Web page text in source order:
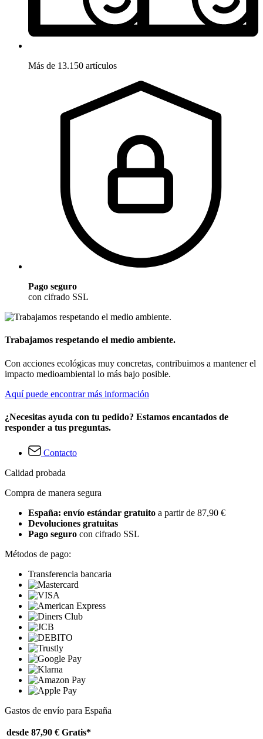
Más de 13.150 artículos
Pago seguro
con cifrado SSL
Trabajamos respetando el medio ambiente.
Con acciones ecológicas muy concretas, contribuimos a mantener el
impacto medioambiental lo más bajo posible.
Aquí puede encontrar más información
¿Necesitas ayuda con tu pedido? Estamos encantados de
responder a tus preguntas.
Contacto
Calidad probada
Compra de manera segura
España: envío estándar gratuito a partir de 87,90 €
Devoluciones gratuitas
Pago seguro con cifrado SSL
Métodos de pago:
Transferencia bancaria
Gastos de envío para España
desde 87,90 € Gratis*